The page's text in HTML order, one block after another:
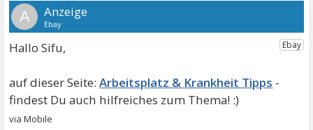
A
Hallo Sifu,
Arbeitsplatz & Krankheit Tipps